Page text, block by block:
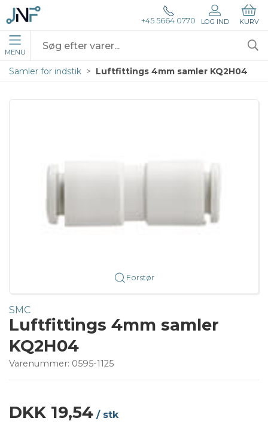
+45 5664 0770 LOG IND KURV
MENU
Samler for indstik Luftfittings 4mm samler KQ2H04
Forstør
SMC
Luftfittings 4mm samler
KQ2H04
Varenummer: 0595-1125
DKK 19,54 / stk